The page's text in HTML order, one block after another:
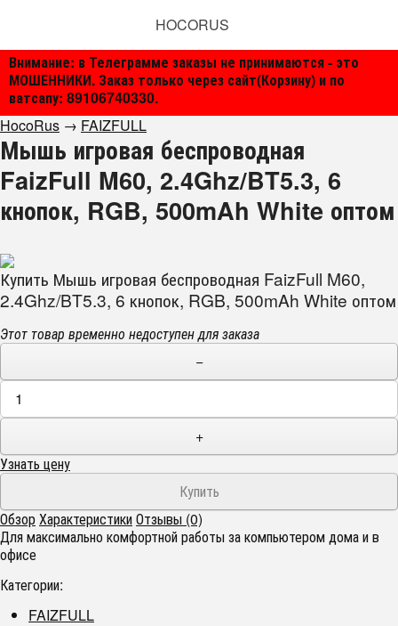
Внимание: в Телеграмме заказы не принимаются - это
МОШЕННИКИ. Заказ только через сайт(Корзину) и по
ватсапу: 89106740330.
HOCORUS
HocoRus → FAIZFULL
Мышь игровая беспроводная
FaizFull M60, 2.4Ghz/BT5.3, 6
кнопок, RGB, 500mAh White оптом
Купить Мышь игровая беспроводная FaizFull M60,
2.4Ghz/BT5.3, 6 кнопок, RGB, 500mAh White оптом
Этот товар временно недоступен для заказа
−
+
Узнать цену
ОбзорХарактеристикиОтзывы (0)
Для максимально комфортной работы за компьютером дома и в
офисе
Категории:
FAIZFULL